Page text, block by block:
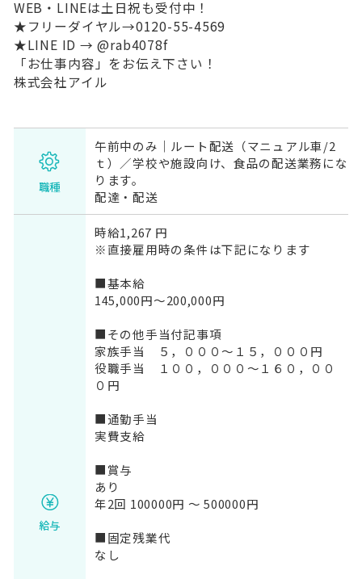
WEB・LINEは土日祝も受付中！
★フリーダイヤル→0120-55-4569
★LINE ID → @rab4078f
「お仕事内容」をお伝え下さい！
株式会社アイル
職種
午前中のみ｜ルート配送（マニュアル車/2
ｔ）／学校や施設向け、食品の配送業務にな
ります。
配達・配送
給与
時給1,267 円
※直接雇用時の条件は下記になります
■基本給
145,000円～200,000円
■その他手当付記事項
家族手当 ５，０００～１５，０００円
役職手当 １００，０００～１６０，００
０円
■通勤手当
実費支給
■賞与
あり
年2回 100000円 ～ 500000円
■固定残業代
なし